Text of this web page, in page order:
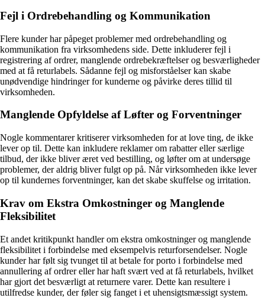
Fejl i Ordrebehandling og Kommunikation
Flere kunder har påpeget problemer med ordrebehandling og
kommunikation fra virksomhedens side. Dette inkluderer fejl i
registrering af ordrer, manglende ordrebekræftelser og besværligheder
med at få returlabels. Sådanne fejl og misforståelser kan skabe
unødvendige hindringer for kunderne og påvirke deres tillid til
virksomheden.
Manglende Opfyldelse af Løfter og Forventninger
Nogle kommentarer kritiserer virksomheden for at love ting, de ikke
lever op til. Dette kan inkludere reklamer om rabatter eller særlige
tilbud, der ikke bliver æret ved bestilling, og løfter om at undersøge
problemer, der aldrig bliver fulgt op på. Når virksomheden ikke lever
op til kundernes forventninger, kan det skabe skuffelse og irritation.
Krav om Ekstra Omkostninger og Manglende
Fleksibilitet
Et andet kritikpunkt handler om ekstra omkostninger og manglende
fleksibilitet i forbindelse med eksempelvis returforsendelser. Nogle
kunder har følt sig tvunget til at betale for porto i forbindelse med
annullering af ordrer eller har haft svært ved at få returlabels, hvilket
har gjort det besværligt at returnere varer. Dette kan resultere i
utilfredse kunder, der føler sig fanget i et uhensigtsmæssigt system.